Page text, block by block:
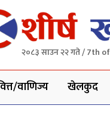
२०८३ साउन २२ गते / 7th
वाणिज्य खेलकुद